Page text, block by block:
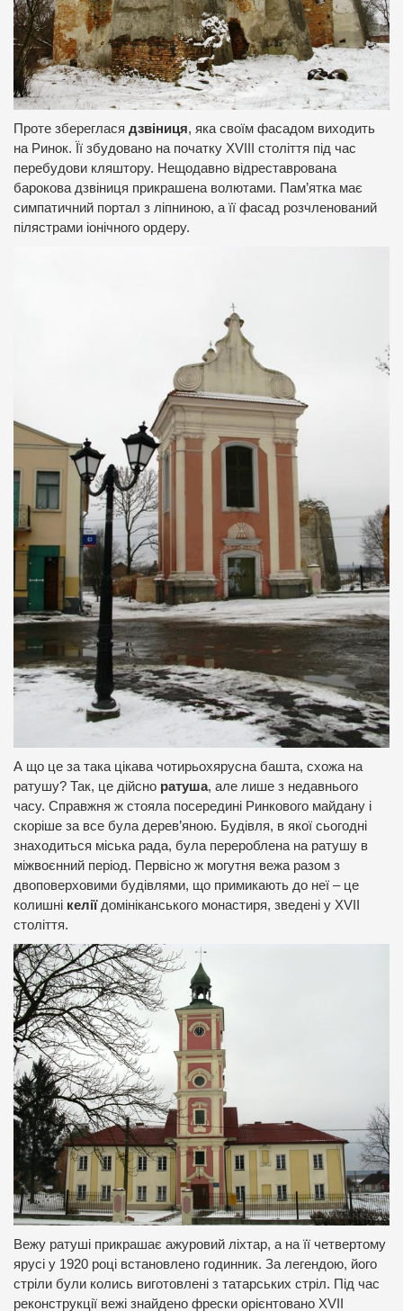
Проте збереглася дзвіниця, яка своїм фасадом виходить
на Ринок. Її збудовано на початку XVIII століття під час
перебудови кляштору. Нещодавно відреставрована
барокова дзвіниця прикрашена волютами. Пам’ятка має
симпатичний портал з ліпниною, а її фасад розчленований
пілястрами іонічного ордеру.
А що це за така цікава чотирьохярусна башта, схожа на
ратушу? Так, це дійсно ратуша, але лише з недавнього
часу. Справжня ж стояла посередині Ринкового майдану і
скоріше за все була дерев’яною. Будівля, в якої сьогодні
знаходиться міська рада, була перероблена на ратушу в
міжвоєнний період. Первісно ж могутня вежа разом з
двоповерховими будівлями, що примикають до неї – це
колишні келії домініканського монастиря, зведені у XVII
століття.
Вежу ратуші прикрашає ажуровий ліхтар, а на її четвертому
ярусі у 1920 році встановлено годинник. За легендою, його
стріли були колись виготовлені з татарських стріл. Під час
реконструкції вежі знайдено фрески орієнтовано XVII